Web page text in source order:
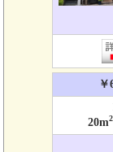
￥
20m2